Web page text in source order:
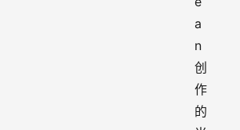
a
n
创
作
的